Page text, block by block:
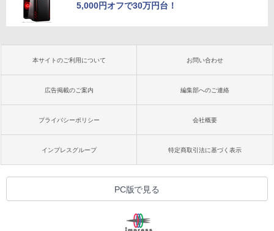
5,000円オフで30万円台！
本サイトのご利用について お問い合わせ
広告掲載のご案内 編集部へのご連絡
プライバシーポリシー 会社概要
インプレスグループ 特定商取引法に基づく表示
PC版で見る